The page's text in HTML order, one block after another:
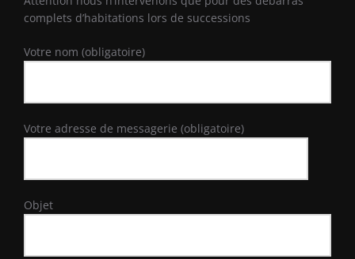
complets d’habitations lors de successions
Votre nom (obligatoire)
Votre adresse de messagerie (obligatoire)
Objet